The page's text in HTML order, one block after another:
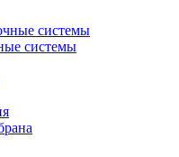
системы
системы